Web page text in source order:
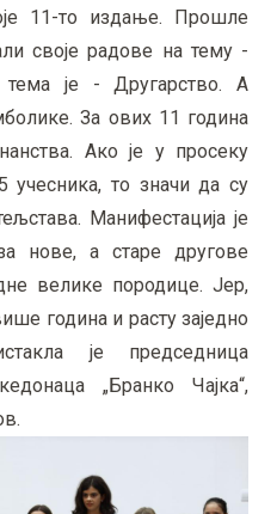
11-то издање. Прошле
своје радове на тему -
је - Другарство. А
За ових 11 година
Ако је у просеку
учесника, то значи да су
Манифестација је
нове, а старе другове
велике породице. Јер,
година и расту заједно
је председница
„Бранко Чајка“,